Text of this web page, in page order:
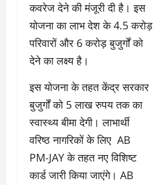
कवरेज देने की मंजूरी दी है। इस
योजना का लाभ देश के 4.5 करोड़
परिवारों और 6 करोड़ बुजुर्गों को
देने का लक्ष्य है।
इस योजना के तहत केंद्र सरकार
बुजुर्गों को 5 लाख रुपय तक का
स्वास्थ्य बीमा देगी। लाभार्थी
वरिष्ठ नागरिकों के लिए AB
PM-JAY के तहत नए विशिष्ट
कार्ड जारी किया जाएंगे। AB